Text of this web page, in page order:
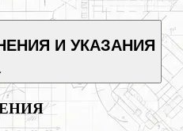
И УКАЗАНИЯ